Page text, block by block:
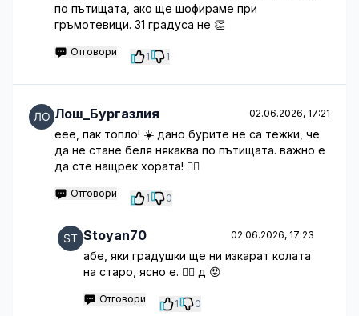
по пътищата, ако ще шофираме при
гръмотевици. 31 градуса не 👏
Отговори 1 1
Лош_Бургазлия 02.06.2026, 17:21
еее, пак топло! ☀️ дано бурите не са тежки, че
да не стане беля някаква по пътищата. важно е
да сте нащрек хората! 👍🏻
Отговори 1 0
Stoyan70 02.06.2026, 17:23
абе, яки градушки ще ни изкарат колата
на старо, ясно е. 🤦‍♂️ д 😡
Отговори 1 0